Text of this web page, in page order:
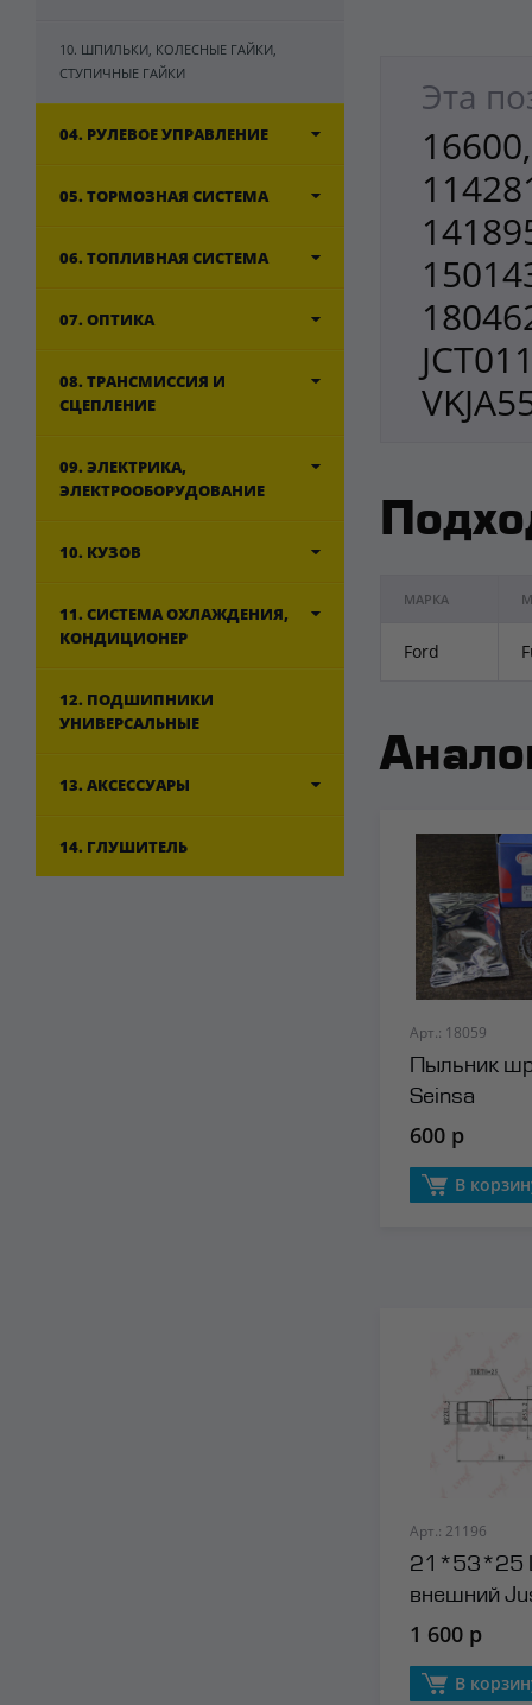
10. ШПИЛЬКИ, КОЛЕСНЫЕ ГАЙКИ,
СТУПИЧНЫЕ ГАЙКИ
04. РУЛЕВОЕ УПРАВЛЕНИЕ
05. ТОРМОЗНАЯ СИСТЕМА
06. ТОПЛИВНАЯ СИСТЕМА
07. ОПТИКА
08. ТРАНСМИССИЯ И
СЦЕПЛЕНИЕ
09. ЭЛЕКТРИКА,
ЭЛЕКТРООБОРУДОВАНИЕ
10. КУЗОВ
11. СИСТЕМА ОХЛАЖДЕНИЯ,
КОНДИЦИОНЕР
12. ПОДШИПНИКИ
УНИВЕРСАЛЬНЫЕ
13. АКСЕССУАРЫ
14. ГЛУШИТЕЛЬ
Эта
МАРКА
Ford
Арт.: 18059
Пыльник
Seinsa
600 р
В
Арт.: 21196
21*53*25
внешний
1 600 р
В